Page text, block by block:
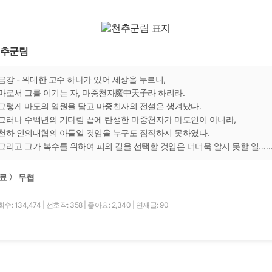
군림
강 - 위대한 고수 하나가 있어 세상을 누르니,
로서 그를 이기는 자, 마중천자魔中天子라 하리라.
렇게 마도의 염원을 담고 마중천자의 전설은 생겨났다.
러나 수백년의 기다림 끝에 탄생한 마중천자가 마도인이 아니라,
하 인의대협의 아들일 것임을 누구도 짐작하지 못하였다.
리고 그가 복수를 위하여 피의 길을 선택할 것임은 더더욱 알지 못할 일……
〉 무협
수: 134,474 선호작: 358 좋아요: 2,340 연재글: 90